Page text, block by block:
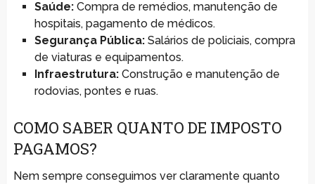
Saúde:Compra de remédios, manutenção de
hospitais, pagamento de médicos.
Segurança Pública:Salários de policiais, compra
de viaturas e equipamentos.
Infraestrutura:Construção e manutenção de
rodovias, pontes e ruas.
COMO SABER QUANTO DE IMPOSTO
PAGAMOS?
Nem sempre conseguimos ver claramente quanto